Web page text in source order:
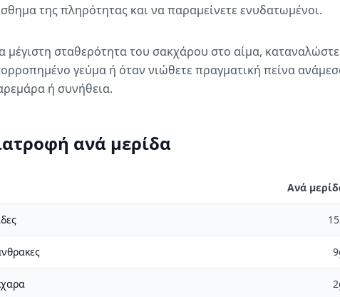
της πληρότητας και να παραμείνετε ενυδατωμένοι.
μέγιστη σταθερότητα του σακχάρου στο αίμα,
γεύμα ή όταν νιώθετε πραγματική πείνα
ή συνήθεια.
ανά μερίδα
Ανά